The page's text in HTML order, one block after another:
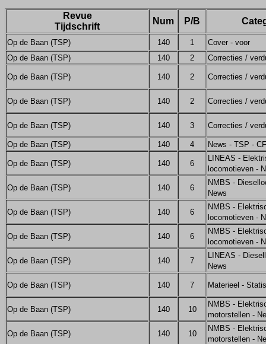
Revue
Tijdschrift
Num P/B
Op de Baan (TSP) 140 1
Cover - voor
Op de Baan (TSP)
140 2 Correcties /
Op de Baan (TSP) 140 2 Correcties /
Op de Baan (TSP) 140 2 Correcties /
Op de Baan (TSP) 140 3 Correcties /
Op de Baan (TSP) 140 4 News - TSP -
Op de Baan (TSP) 140 6
LINEAS -
locomotieven -
Op de Baan (TSP) 140 6
NMBS -
News
Op de Baan (TSP) 140 6
NMBS -
locomotieven -
Op de Baan (TSP) 140 6
NMBS -
locomotieven -
Op de Baan (TSP) 140 7
LINEAS -
News
Op de Baan (TSP) 140 7 Materieel -
Op de Baan (TSP) 140 10
NMBS -
motorstellen -
Op de Baan (TSP) 140 10
NMBS -
motorstellen -